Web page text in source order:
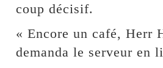
coup décisif.
« Encore un café, Herr
demanda le serveur en